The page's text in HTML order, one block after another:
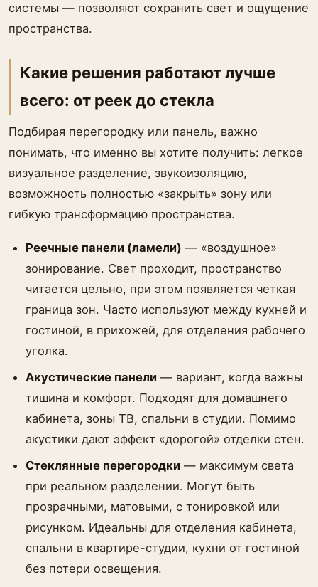
системы — позволяют сохранить свет и ощущение
пространства.
Какие решения работают лучше
всего: от реек до стекла
Подбирая перегородку или панель, важно
понимать, что именно вы хотите получить: легкое
визуальное разделение, звукоизоляцию,
возможность полностью «закрыть» зону или
гибкую трансформацию пространства.
Реечные панели (ламели) — «воздушное»
зонирование. Свет проходит, пространство
читается цельно, при этом появляется четкая
граница зон. Часто используют между кухней и
гостиной, в прихожей, для отделения рабочего
уголка.
Акустические панели — вариант, когда важны
тишина и комфорт. Подходят для домашнего
кабинета, зоны ТВ, спальни в студии. Помимо
акустики дают эффект «дорогой» отделки стен.
Стеклянные перегородки — максимум света
при реальном разделении. Могут быть
прозрачными, матовыми, с тонировкой или
рисунком. Идеальны для отделения кабинета,
спальни в квартире-студии, кухни от гостиной
без потери освещения.